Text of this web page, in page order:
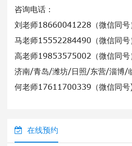
咨询电话：
刘老师18660041228（微信同号
马老师15552284490（微信同号
高老师19853575002（微信同号
济南/青岛/潍坊/日照/东营/淄博/
何老师17611700339（微信同号
在线预约